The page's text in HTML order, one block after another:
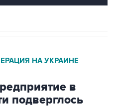
НА УКРАИНЕ
в
подверглось